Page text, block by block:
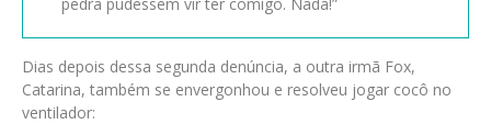
Dias depois dessa segunda denúncia, a outra irmã Fox,
Catarina, também se envergonhou e resolveu jogar cocô no
ventilador: